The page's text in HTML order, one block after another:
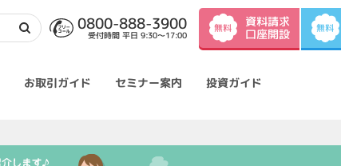
0800-888-3900
受付時間 平日 9:30～17:00
無料 資料請求
口座開設 無料
お取引ガイド セミナー案内 投資ガイド